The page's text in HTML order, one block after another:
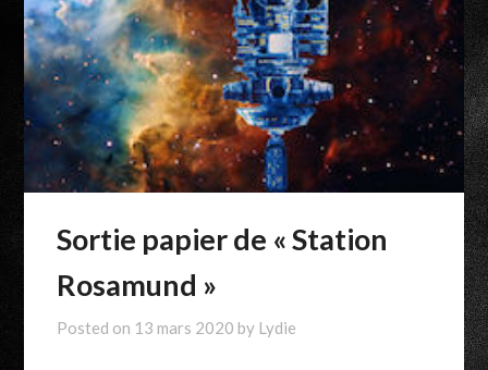
Sortie papier de « Station
Rosamund »
Posted on 13 mars 2020 by Lydie